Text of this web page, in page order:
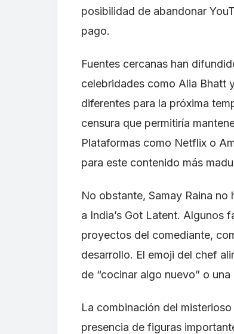
posibilidad de abandonar
pago.
Fuentes cercanas han
celebridades como Alia Bhatt
diferentes para la próxima
censura que permitiría
Plataformas como Netflix o
para este contenido más
No obstante, Samay Raina
a India’s Got Latent. Algunos
proyectos del comediante,
desarrollo. El emoji del chef
de “cocinar algo nuevo” o
La combinación del
presencia de figuras